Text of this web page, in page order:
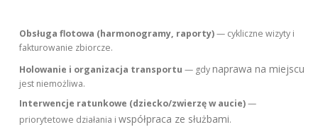
Obsługa flotowa (harmonogramy, raporty)— cykliczne wizyty i
fakturowanie zbiorcze.
Holowanie i organizacja transportu — gdynaprawa na miejscu
jest niemożliwa.
Interwencje ratunkowe (dziecko/zwierzę w aucie)—
priorytetowe działania iwspółpraca ze służbami.